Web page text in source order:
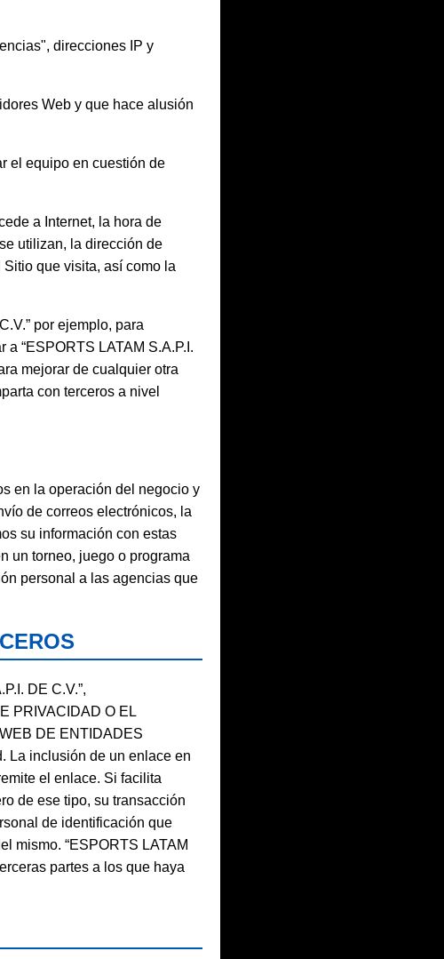
direcciones IP y
Web y que hace alusión
el equipo en cuestión de
a Internet, la hora de
utilizan, la dirección de
que visita, así como la
por ejemplo, para
“ESPORTS LATAM S.A.P.I.
mejorar de cualquier otra
con terceros a nivel
en la operación del negocio y
de correos electrónicos, la
su información con estas
un torneo, juego o programa
personal a las agencias que
DE C.V.”,
PRIVACIDAD O EL
DE ENTIDADES
La inclusión de un enlace en
el enlace. Si facilita
de ese tipo, su transacción
de identificación que
mismo. “ESPORTS LATAM
partes a los que haya